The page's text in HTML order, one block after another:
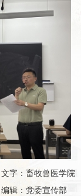
文字：畜牧兽医学院
编辑：党委宣传部